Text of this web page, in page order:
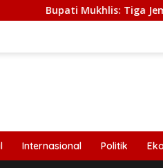
Tiga Jembatan Putus di
Internasional Politik